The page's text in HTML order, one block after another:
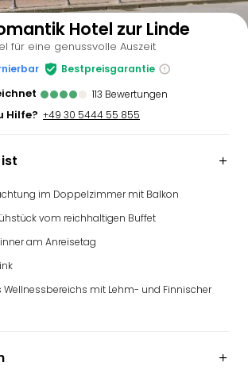
Hotel zur Linde
für eine genussvolle Auszeit
Bestpreisgarantie
113 Bewertungen
Hilfe? +49 30 5444 55 855
im Doppelzimmer mit Balkon
vom reichhaltigen Buffet
am Anreisetag
Wellnessbereichs mit Lehm- und Finnischer